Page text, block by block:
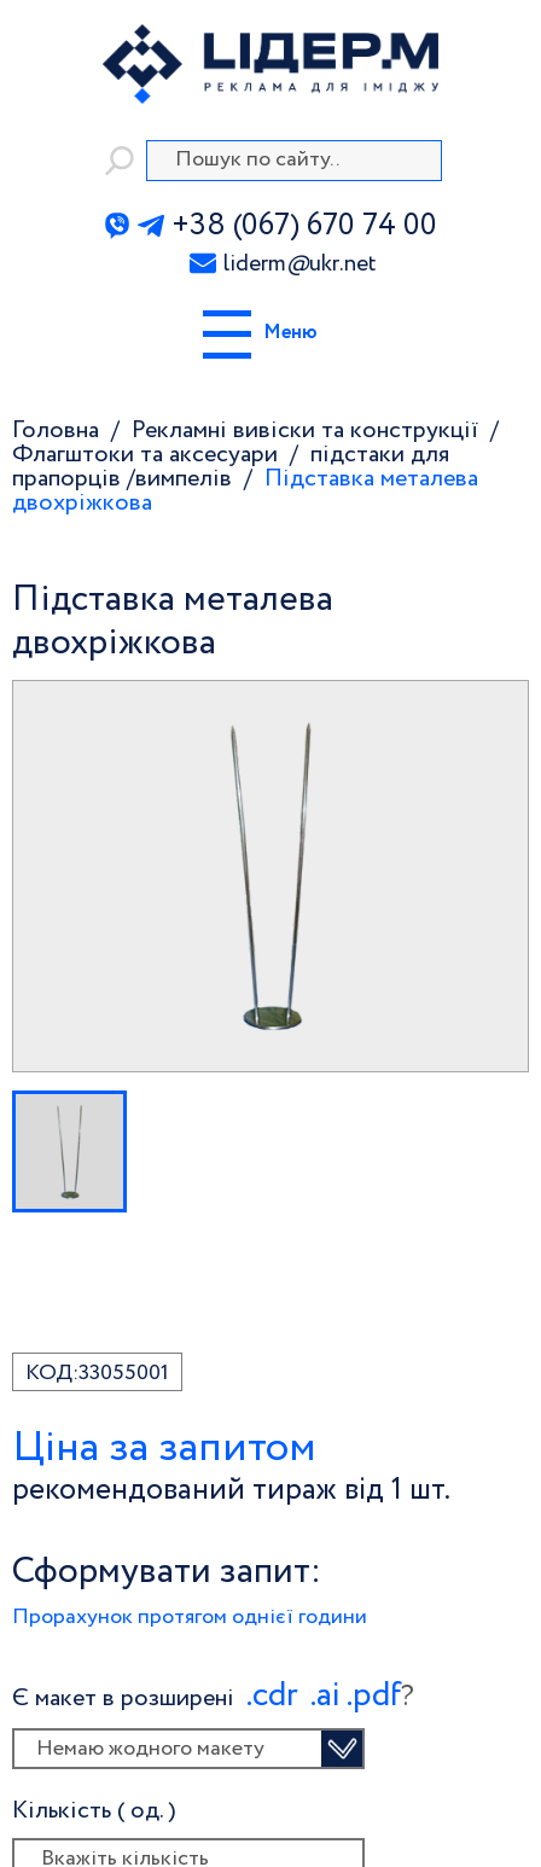
+38 (067) 670 74 00
liderm@ukr.net
Меню
Головна
Рекламні вивіски та конструкції
Флагштоки та аксесуари
підстаки для
прапорців /вимпелів
Підставка металева
двохріжкова
Підставка металева
двохріжкова
КОД:33055001
Ціна за запитом
рекомендований тираж від 1 шт.
Сформувати запит:
Прорахунок протягом однієї години
Є макет в розширені .сdr .ai .pdf?
Немаю жодного макету
Кількість ( од. )